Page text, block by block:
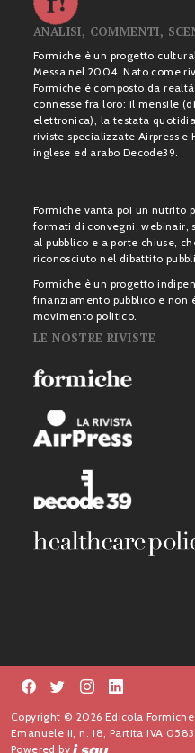
ANALISI, COMMENTI,
Formiche è un progetto
Messa nel 2004. Nato come
Formiche è composto da
connesse fra loro: il mensile
elettronica), la testata
riviste specializzate Airpress e
inglese ed arabo Decode39.
Formiche vanta poi un nutrito
formati di convegni, webinair,
al pubblico e a porte chiuse,
riconosciuto nel dibattito
Formiche è un progetto
finanziamento pubblico e non
movimento politico.
LE NOSTRE RIVISTE
Copyright © 2026 Edicola
Emanuele II, n. 18, Partita IVA
Powered by